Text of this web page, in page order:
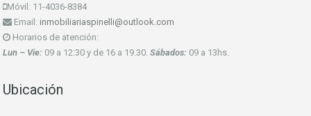
Móvil: 11-4036-8384
Email: inmobiliariaspinelli@outlook.com
Horarios de atención:
Lun – Vie: 09 a 12:30 y de 16 a 19.30. Sábados: 09 a 13hs.
Ubicación